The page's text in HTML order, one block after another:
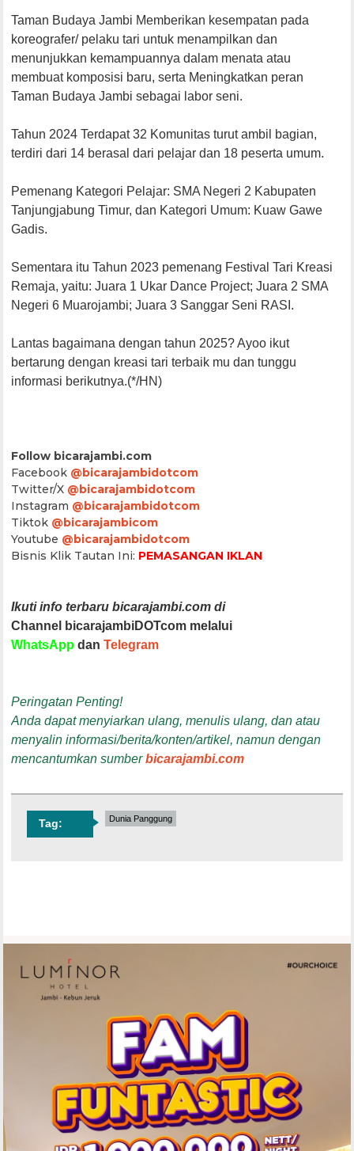
Taman Budaya Jambi Memberikan kesempatan pada
koreografer/ pelaku tari untuk menampilkan dan
menunjukkan kemampuannya dalam menata atau
membuat komposisi baru, serta Meningkatkan peran
Taman Budaya Jambi sebagai labor seni.
Tahun 2024 Terdapat 32 Komunitas turut ambil bagian,
terdiri dari 14 berasal dari pelajar dan 18 peserta umum.
Pemenang Kategori Pelajar: SMA Negeri 2 Kabupaten
Tanjungjabung Timur, dan Kategori Umum: Kuaw Gawe
Gadis.
Sementara itu Tahun 2023 pemenang Festival Tari Kreasi
Remaja, yaitu: Juara 1 Ukar Dance Project; Juara 2 SMA
Negeri 6 Muarojambi; Juara 3 Sanggar Seni RASI.
Lantas bagaimana dengan tahun 2025? Ayoo ikut
bertarung dengan kreasi tari terbaik mu dan tunggu
informasi berikutnya.(*/HN)
Follow bicarajambi.com
Facebook @bicarajambidotcom
Twitter/X @bicarajambidotcom
Instagram @bicarajambidotcom
Tiktok @bicarajambicom
Youtube @bicarajambidotcom
Bisnis Klik Tautan Ini: PEMASANGAN IKLAN
Ikuti info terbaru bicarajambi.com di
Channel bicarajambiDOTcom melalui
WhatsApp danTelegram
Peringatan Penting!
Anda dapat menyiarkan ulang, menulis ulang, dan atau
menyalin informasi/berita/konten/artikel, namun dengan
mencantumkan sumberbicarajambi.com
Tag: Dunia Panggung